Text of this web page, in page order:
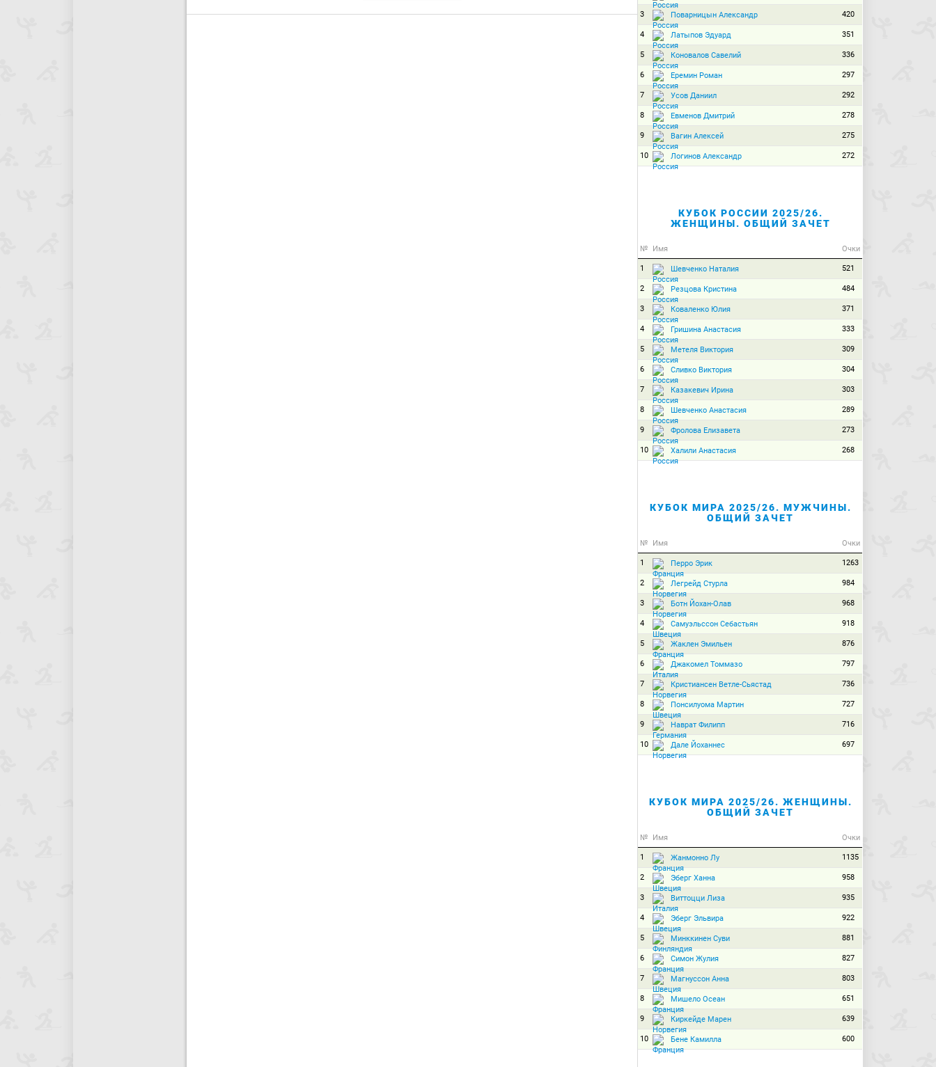
3 Поварницын Александр 420
4 Латыпов Эдуард 351
5 Коновалов Савелий 336
6 Еремин Роман 297
7 Усов Даниил 292
8 Евменов Дмитрий 278
9 Вагин Алексей 275
10 Логинов Александр 272
КУБОК РОССИИ 2025/26.
ЖЕНЩИНЫ. ОБЩИЙ ЗАЧЕТ
№ Имя Очки
1 Шевченко Наталия 521
2 Резцова Кристина 484
3 Коваленко Юлия 371
4 Гришина Анастасия 333
5 Метеля Виктория 309
6 Сливко Виктория 304
7 Казакевич Ирина 303
8 Шевченко Анастасия 289
9 Фролова Елизавета 273
10 Халили Анастасия 268
КУБОК МИРА 2025/26. МУЖЧИНЫ.
ОБЩИЙ ЗАЧЕТ
№ Имя Очки
1 Перро Эрик 1263
2 Легрейд Стурла 984
3 Ботн Йохан-Олав 968
4 Самуэльссон Себастьян 918
5 Жаклен Эмильен 876
6 Джакомел Томмазо 797
7 Кристиансен Ветле-Сьястад 736
8 Понсилуома Мартин 727
9 Наврат Филипп 716
10 Дале Йоханнес 697
КУБОК МИРА 2025/26. ЖЕНЩИНЫ.
ОБЩИЙ ЗАЧЕТ
№ Имя Очки
1 Жанмонно Лу 1135
2 Эберг Ханна 958
3 Виттоцци Лиза 935
4 Эберг Эльвира 922
5 Минккинен Суви 881
6 Симон Жулия 827
7 Магнуссон Анна 803
8 Мишело Осеан 651
9 Киркейде Марен 639
10 Бене Камилла 600